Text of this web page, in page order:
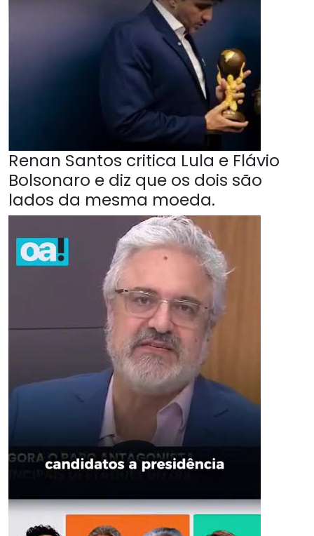
Renan Santos critica Lula e Flávio
Bolsonaro e diz que os dois são
lados da mesma moeda.